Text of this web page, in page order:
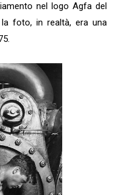
nel logo Agfa del
foto, in realtà, era una